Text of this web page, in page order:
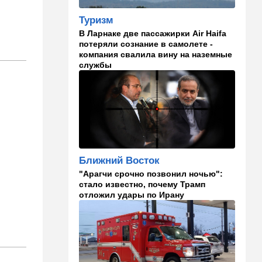
В Эйлатский залив приплыл
необычный гость. ВИДЕО
10:36 Израиль
Три пожара за минуты в
Рамат-Гане: подозрение на
поджог
В мире
Разрази меня гром:
участника СВО поразила
молния в момент, когда он
убегал от медведя
10:09 Общество
Изнасиловал - и в пески: в
Холоне задержан
подозреваемый в жестоком
изнасиловании 18-летней
10:08 Мнения
Чужакам всего всегда мало
Туризм
В Ларнаке две пассажирки Air Haifa
потеряли сознание в самолете -
компания свалила вину на наземные
службы
Ближний Восток
"Арагчи срочно позвонил ночью":
стало известно, почему Трамп
отложил удары по Ирану